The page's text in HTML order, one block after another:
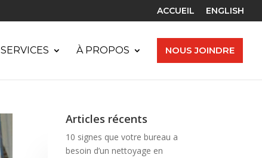
ACCUEIL ENGLISH
SERVICES À PROPOS NOUS JOINDRE
Articles récents
10 signes que votre bureau a
besoin d’un nettoyage en